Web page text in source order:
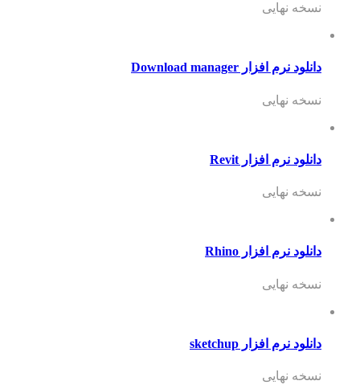
نسخه نهایی
دانلود نرم افزار Download manager
نسخه نهایی
دانلود نرم افزار Revit
نسخه نهایی
دانلود نرم افزار Rhino
نسخه نهایی
دانلود نرم افزار sketchup
نسخه نهایی